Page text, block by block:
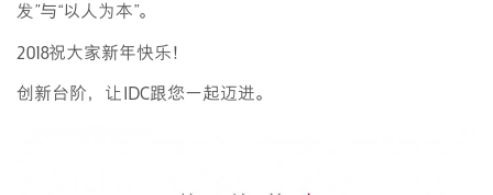
发”与“以人为本”。
2018祝大家新年快乐！
创新台阶，让IDC跟您一起迈进。